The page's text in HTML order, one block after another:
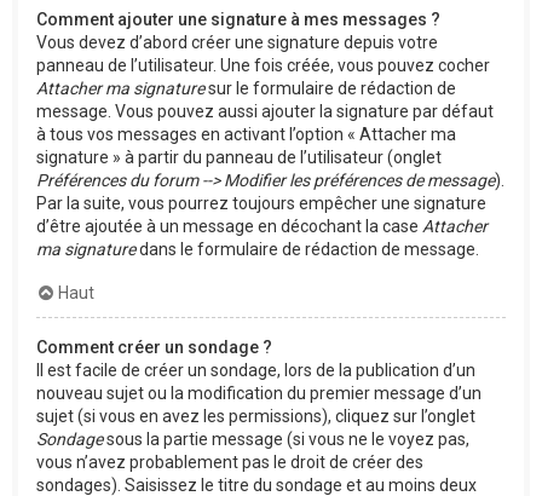
Comment ajouter une signature à mes messages ?
Vous devez d’abord créer une signature depuis votre
panneau de l’utilisateur. Une fois créée, vous pouvez cocher
Attacher ma signaturesur le formulaire de rédaction de
message. Vous pouvez aussi ajouter la signature par défaut
à tous vos messages en activant l’option « Attacher ma
signature » à partir du panneau de l’utilisateur (onglet
Préférences du forum --> Modifier les préférences de message).
Par la suite, vous pourrez toujours empêcher une signature
d’être ajoutée à un message en décochant la case Attacher
ma signaturedans le formulaire de rédaction de message.
Haut
Comment créer un sondage ?
Il est facile de créer un sondage, lors de la publication d’un
nouveau sujet ou la modification du premier message d’un
sujet (si vous en avez les permissions), cliquez sur l’onglet
Sondagesous la partie message (si vous ne le voyez pas,
vous n’avez probablement pas le droit de créer des
sondages). Saisissez le titre du sondage et au moins deux